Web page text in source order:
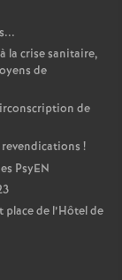
la crise sanitaire,
de
de
!
PsyEN
de l’Hôtel de